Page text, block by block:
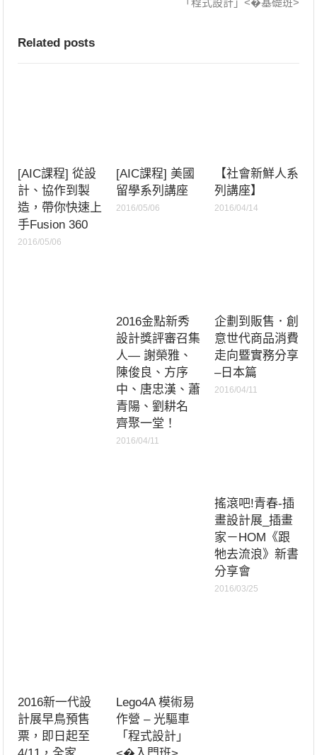
「程式設計」<�基礎班>
Related posts
[AIC課程] 從設
計、協作到製
造，帶你快速上
手Fusion 360
2016/05/06
[AIC課程] 美國
留學系列講座
2016/05/06
【社會新鮮人系
列講座】
2016/04/14
2016金點新秀
設計獎評審召集
人— ‪謝榮雅‬、‪
陳俊良‬、‪方序
中‬、‪唐忠漢‬、‪蕭
青陽‬、‪‎劉耕名‬
齊聚一堂！
2016/04/11
企劃到販售．創
意世代商品消費
走向暨實務分享
–日本篇
2016/04/11
搖滾吧!青春-插
畫設計展_插畫
家－HOM《跟
牠去流浪》新書
分享會
2016/03/25
2016新一代設
計展早鳥預售
票，即日起至
Lego4A 模術易
作營 – 光驅車
「程式設計」